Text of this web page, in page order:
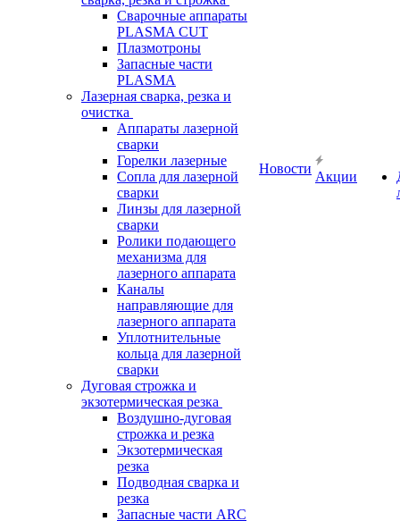
Сварочные аппараты
PLASMA CUT
Плазмотроны
Запасные части
PLASMA
Лазерная сварка, резка и
очистка
Аппараты лазерной
сварки
Горелки лазерные
Сопла для лазерной
сварки
Линзы для лазерной
сварки
Ролики подающего
механизма для
лазерного аппарата
Каналы
направляющие для
лазерного аппарата
Уплотнительные
кольца для лазерной
сварки
Дуговая строжка и
экзотермическая резка
Воздушно-дуговая
строжка и резка
Экзотермическая
резка
Подводная сварка и
резка
Запасные части ARC
Новости
Акции